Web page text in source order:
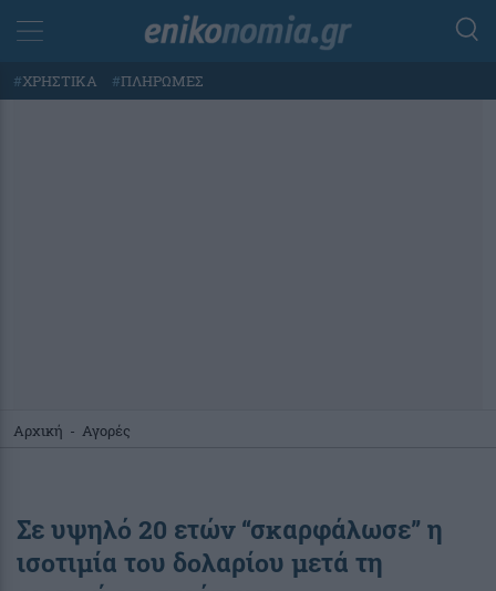
#ΧΡΗΣΤΙΚΑ #ΠΛΗΡΩΜΕΣ
Αρχική - Αγορές
Σε υψηλό 20 ετών “σκαρφάλωσε” η
ισοτιμία του δολαρίου μετά τη